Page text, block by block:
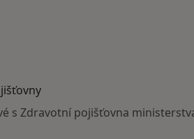
s Zdravotní pojišťovna